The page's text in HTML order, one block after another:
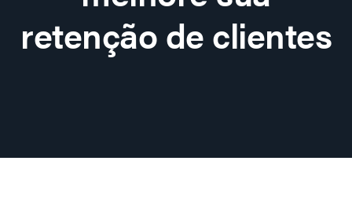
retenção de clientes